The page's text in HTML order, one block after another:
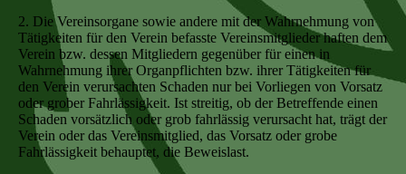
2. Die Vereinsorgane sowie andere mit der Wahrnehmung von
Tätigkeiten für den Verein befasste Vereinsmitglieder haften dem
Verein bzw. dessen Mitgliedern gegenüber für einen in
Wahrnehmung ihrer Organpflichten bzw. ihrer Tätigkeiten für
den Verein verursachten Schaden nur bei Vorliegen von Vorsatz
oder grober Fahrlässigkeit. Ist streitig, ob der Betreffende einen
Schaden vorsätzlich oder grob fahrlässig verursacht hat, trägt der
Verein oder das Vereinsmitglied, das Vorsatz oder grobe
Fahrlässigkeit behauptet, die Beweislast.